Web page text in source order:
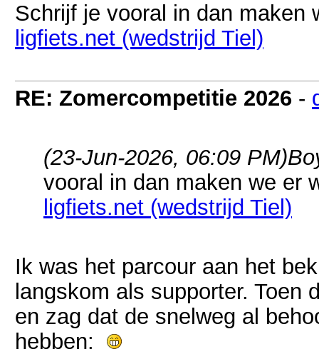
Schrijf je vooral in dan maken
ligfiets.net (wedstrijd Tiel)
RE: Zomercompetitie 2026 -
(23-Jun-2026, 06:09 PM)
vooral in dan maken we er
ligfiets.net (wedstrijd Tiel)
Ik was het parcour aan het
langskom als supporter. Toen
en zag dat de snelweg al
hebben: